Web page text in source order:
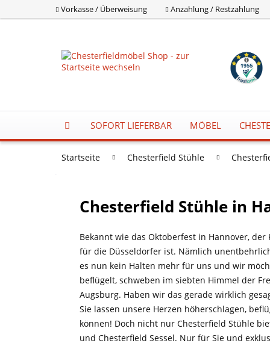
Vorkasse / Überweisung Anzahlung / Restzahlung
SOFORT LIEFERBAR MÖBEL
Startseite Chesterfield Stühle
Chesterfield Stühle in
Bekannt wie das Oktoberfest in Hannover,
für die Düsseldorfer ist. Nämlich
es nun kein Halten mehr für uns und wir
beflügelt, schweben im siebten Himmel der
Augsburg. Haben wir das gerade wirklich
Sie lassen unsere Herzen höherschlagen,
können! Doch nicht nur Chesterfield Stühle
und Chesterfield Sessel. Nur für Sie und